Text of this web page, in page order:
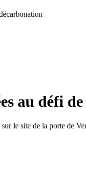
au défi
le site de la porte de